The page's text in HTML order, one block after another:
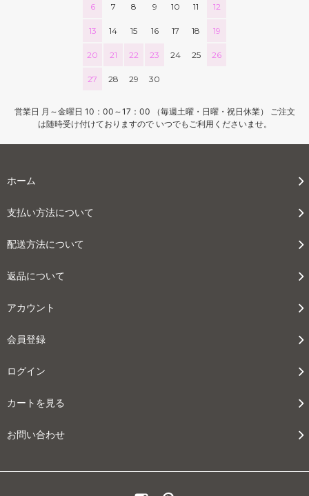
6 7 8 9 10 11 12
13 14 15 16 17 18 19
20 21 22 23 24 25 26
27 28 29 30
営業日 月～金曜日 10：00～17：00 （毎週土曜・日曜・祝日休業） ご注文
は随時受け付けておりますので いつでもご利用くださいませ。
ホーム
支払い方法について
配送方法について
返品について
アカウント
会員登録
ログイン
カートを見る
お問い合わせ